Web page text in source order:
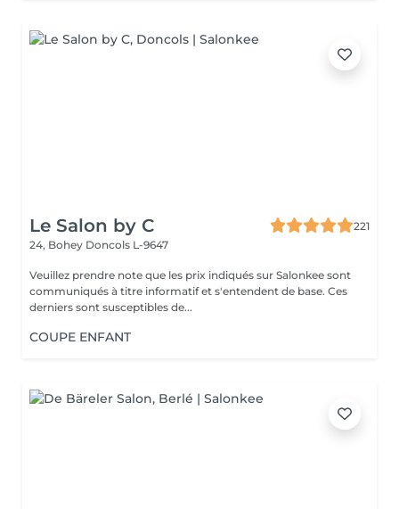
Le Salon by C
221
24, Bohey Doncols L-9647
Veuillez prendre note que les prix indiqués sur Salonkee sont
communiqués à titre informatif et s'entendent de base. Ces
derniers sont susceptibles de...
COUPE ENFANT